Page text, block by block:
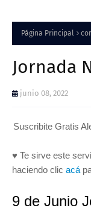
Página Principal
Jornada
junio 08, 2022
Suscribite Gratis
♥ Te sirve este
haciendo clic acá
9 de Junio